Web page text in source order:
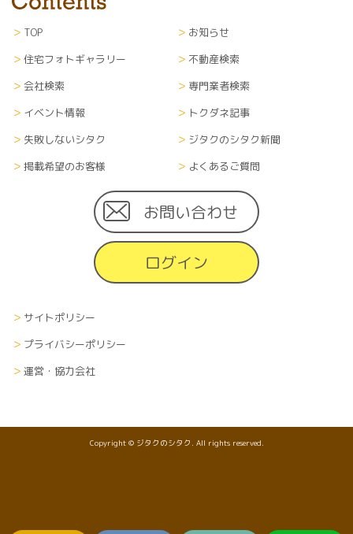
TOP
お知らせ
住宅フォトギャラリー
不動産検索
会社検索
専門業者検索
イベント情報
トクダネ記事
失敗しないシタク
ジタクのシタク新聞
掲載希望のお客様
よくあるご質問
お問い合わせ
ログイン
サイトポリシー
プライバシーポリシー
運営・協力会社
Copyright © ジタクのシタク. All rights reserved.